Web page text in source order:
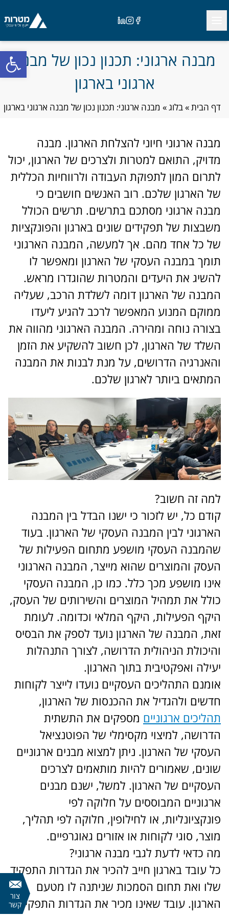
content
Facebook
Instagram
Linkedin
מבנה ארגוני: תכנון נכון של מבנה
ארגוני בארגון
דף הבית»בלוג» מבנה ארגוני: תכנון נכון של מבנה ארגוני בארגון
מבנה ארגוני חיוני להצלחת הארגון. מבנה
מדויק, התואם למטרות ולצרכים של הארגון, יכול
לתרום המון לתפוקת העבודה ולרווחיות הכללית
של הארגון שלכם. רוב האנשים חושבים כי
מבנה ארגוני מסתכם בתרשים. תרשים הכולל
משבצות של תפקידים שונים בארגון והפונקציות
של כל אחד מהם. אך למעשה, המבנה הארגוני
תומך במבנה העסקי של הארגון ומאפשר לו
להשיג את היעדים והמטרות שהוגדרו מראש.
המבנה של הארגון דומה לשלדת הרכב, שעליה
ממוקם המנוע המאפשר לרכב להגיע ליעדו
בצורה נוחה ומהירה. המבנה הארגוני מהווה את
השלד של הארגון, לכן חשוב להשקיע את הזמן
והאנרגיה הדרושים, על מנת לבנות את המבנה
המתאים ביותר לארגון שלכם.
למה זה חשוב?
קודם כל, יש לזכור כי ישנו הבדל בין המבנה
הארגוני לבין המבנה העסקי של הארגון. בעוד
שהמבנה העסקי מושפע מתחום הפעילות של
העסק והמוצרים שהוא מייצר, המבנה הארגוני
אינו מושפע מכך כלל. כמו כן, המבנה העסקי
כולל את תמהיל המוצרים והשירותים של העסק,
היקף הפעילות, היקף המלאי וכדומה. לעומת
זאת, המבנה של הארגון נועד לספק את הבסיס
והיכולת הניהולית הדרושה, לצורך התנהלות
יעילה ואפקטיבית בתוך הארגון.
אומנם התהליכים העסקיים נועדו לייצר לקוחות
חדשים ולהגדיל את ההכנסות של הארגון,
תהליכים ארגוניים מספקים את התשתית
הדרושה, למיצוי מקסימלי של הפוטנציאל
העסקי של הארגון. ניתן למצוא מבנים ארגוניים
שונים, שאמורים להיות מותאמים לצרכים
העסקיים של הארגון. למשל, ישנם מבנים
ארגוניים המבוססים על חלוקה לפי
פונקציונליות, או לחילופין, חלוקה לפי תהליך,
מוצר, סוגי לקוחות או אזורים גאוגרפיים.
מה כדאי לדעת לגבי מבנה ארגוני?
כל עובד בארגון חייב להכיר את הגדרות התפקיד
שלו ואת תחום הסמכות שניתנה לו מטעם
הארגון. עובד שאינו מכיר את הגדרות התפקיד,צור
קשר